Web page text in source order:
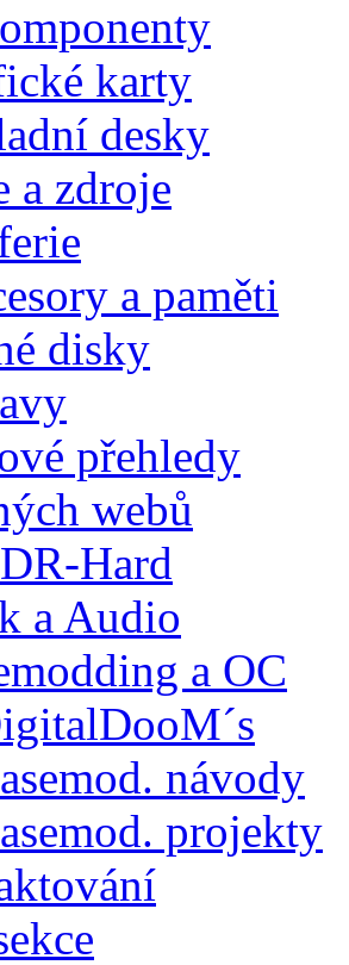
karty
desky
a zdroje
a paměti
disky
přehledy
webů
Hard
a Audio
a OC
návody
projekty